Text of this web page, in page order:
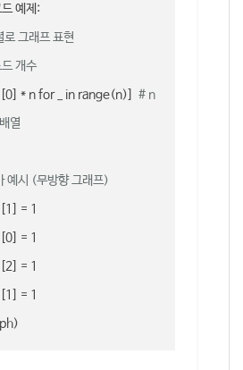
예제:
로 그래프 표현
개수
* n for _ in range(n)] # n
열
예시 (무방향 그래프)
= 1
= 1
= 1
= 1